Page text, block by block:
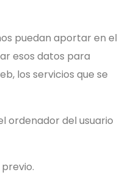
puedan aportar en el
esos datos para
los servicios que se
ordenador del usuario